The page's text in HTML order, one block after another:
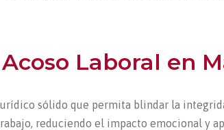
Laboral en
sólido que permita blindar la
reduciendo el impacto emocional y